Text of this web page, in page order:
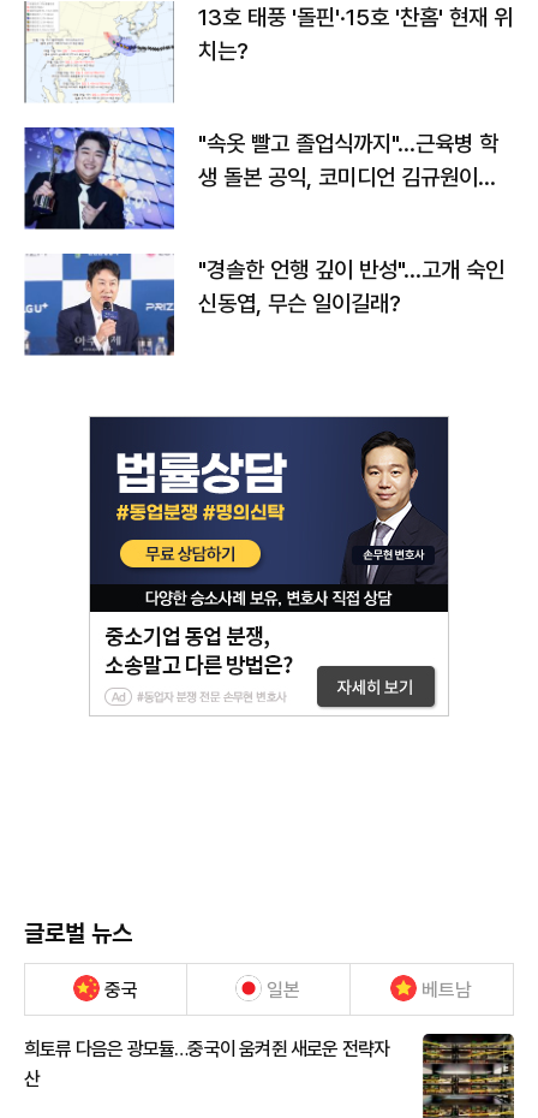
13호 태풍 '돌핀'·15호 '찬홈' 현재 위
치는?
"속옷 빨고 졸업식까지"…근육병 학
생 돌본 공익, 코미디언 김규원이었
"경솔한 언행 깊이 반성"…고개 숙인
신동엽, 무슨 일이길래?
글로벌 뉴스
중국 일본 베트남
희토류 다음은 광모듈…중국이 움켜쥔 새로운 전략자
산